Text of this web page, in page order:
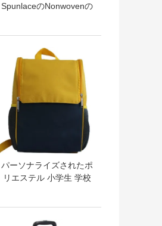
SpunlaceのNonwovenの
パーソナライズされたポ
リエステル 小学生 学校
ベストプライス